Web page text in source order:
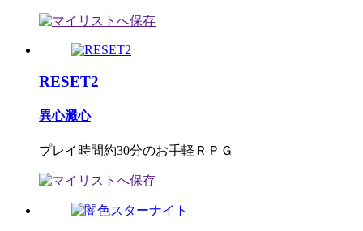
RESET2
異心澱心
プレイ時間約30分のお手軽ＲＰＧ